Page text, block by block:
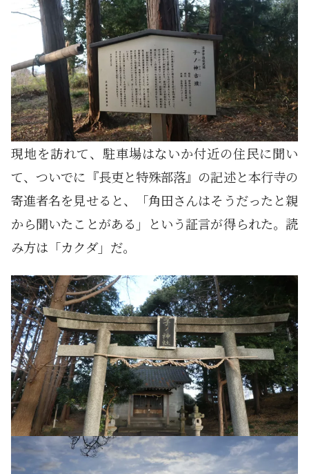
現地を訪れて、駐車場はないか付近の住民に聞い
て、ついでに『長吏と特殊部落』の記述と本行寺の
寄進者名を見せると、「角田さんはそうだったと親
から聞いたことがある」という証言が得られた。読
み方は「カクダ」だ。